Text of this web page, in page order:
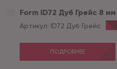
Form ID72 Дуб Грейс 8
Артикул: ID72 Дуб Грейс
ПОДРОБНЕЕ